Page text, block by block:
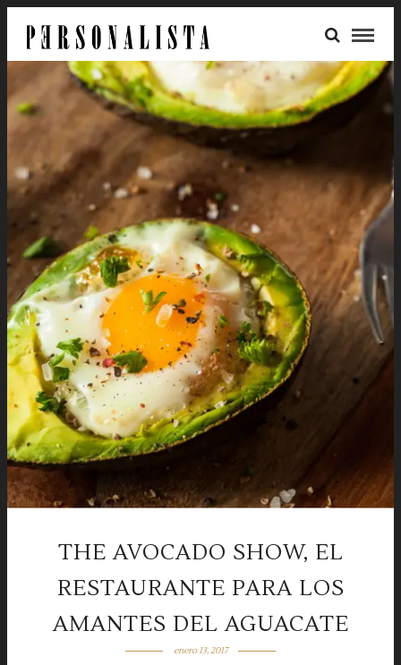
THE AVOCADO SHOW, EL
RESTAURANTE PARA LOS
AMANTES DEL AGUACATE
enero 13, 2017